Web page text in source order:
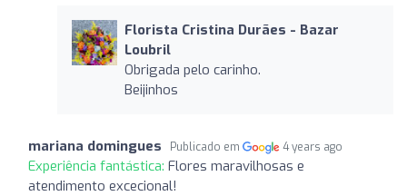
Florista Cristina Durães - Bazar
Loubril
Obrigada pelo carinho.
Beijinhos
mariana domingues Publicado em 4 years ago
Experiência fantástica: Flores maravilhosas e
atendimento excecional!